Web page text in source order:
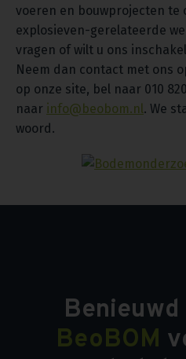
voeren en bouwprojecten te
explosieven-gerelateerde
vragen of wilt u ons
Neem dan contact met ons
op onze site, bel naar 010
naar info@beobom.nl. We
woord.
BeoBOM